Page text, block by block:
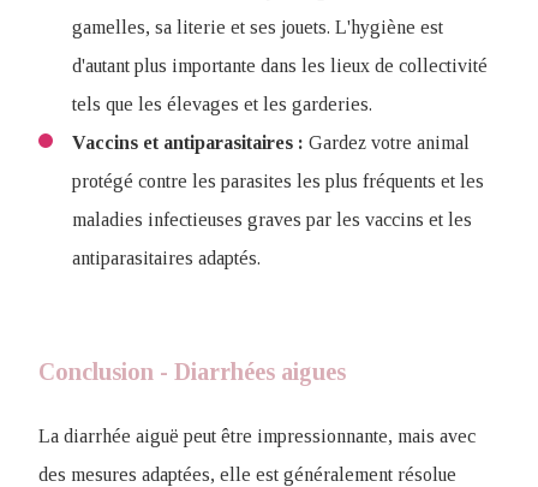
gamelles, sa literie et ses jouets. L'hygiène est
d'autant plus importante dans les lieux de collectivité
tels que les élevages et les garderies.
Vaccins et antiparasitaires : Gardez votre animal
protégé contre les parasites les plus fréquents et les
maladies infectieuses graves par les vaccins et les
antiparasitaires adaptés.
Conclusion - Diarrhées aigues
La diarrhée aiguë peut être impressionnante, mais avec
des mesures adaptées, elle est généralement résolue